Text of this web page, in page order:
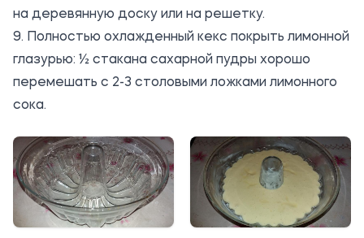
на деревянную доску или на решетку.
9. Полностью охлажденный кекс покрыть лимонной
глазурью: ½ стакана сахарной пудры хорошо
перемешать с 2-3 столовыми ложками лимонного
сока.